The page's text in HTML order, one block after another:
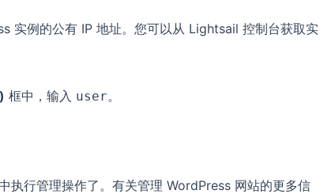
实例的公有 IP 地址。您可以从 Lightsail 控制台获取实
框中，输入 user。
执行管理操作了。有关管理 WordPress 网站的更多信